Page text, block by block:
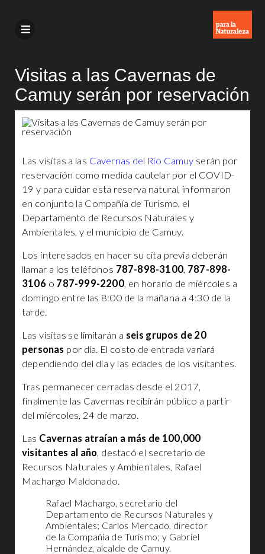
Visitas a las Cavernas de
Camuy serán por reservación
Las visitas a las Cavernas del Río Camuy serán por
reservación como medida cautelar por el COVID-
19 y para cuidar esta reserva natural, informaron
en conjunto la Compañía de Turismo, el
Departamento de Recursos Naturales y
Ambientales, y el municipio de Camuy.
Los interesados en hacer su cita previa deberán
llamar a los teléfonos 787-898-3100, 787-898-
3106 o 787-999-2200, en horario de miércoles a
domingo entre las 8:00 de la mañana a 4:30 de la
tarde.
Las visitas se limitarán a seis grupos de 20
personas por día. El costo de entrada variará
dependiendo del día y las edades de los visitantes.
Tras permanecer cerradas desde el 2017,
finalmente las Cavernas recibirán público a partir
del miércoles, 24 de marzo.
Las Cavernas atraían a más de 100,000
visitantes al año, destacó el secretario de
Recursos Naturales y Ambientales, Rafael
Machargo Maldonado.
Rafael Machargo, secretario del
Departamento de Recursos Naturales y
Ambientales; Carlos Mercado, director
de la Compañía de Turismo; y Gabriel
Hernández, alcalde de Camuy.